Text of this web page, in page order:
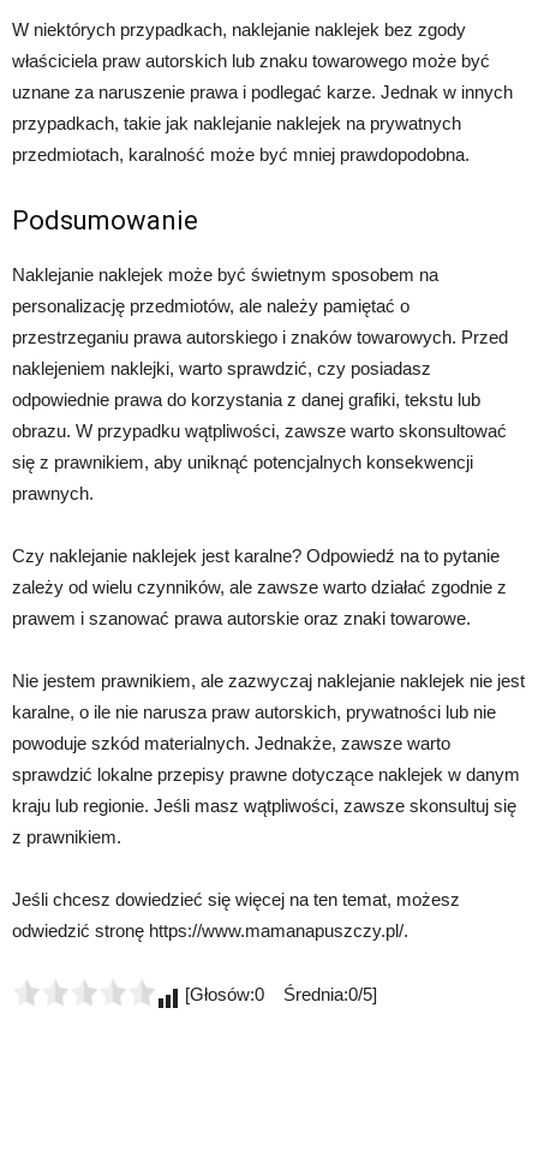
W niektórych przypadkach, naklejanie naklejek bez zgody
właściciela praw autorskich lub znaku towarowego może być
uznane za naruszenie prawa i podlegać karze. Jednak w innych
przypadkach, takie jak naklejanie naklejek na prywatnych
przedmiotach, karalność może być mniej prawdopodobna.
Podsumowanie
Naklejanie naklejek może być świetnym sposobem na
personalizację przedmiotów, ale należy pamiętać o
przestrzeganiu prawa autorskiego i znaków towarowych. Przed
naklejeniem naklejki, warto sprawdzić, czy posiadasz
odpowiednie prawa do korzystania z danej grafiki, tekstu lub
obrazu. W przypadku wątpliwości, zawsze warto skonsultować
się z prawnikiem, aby uniknąć potencjalnych konsekwencji
prawnych.
Czy naklejanie naklejek jest karalne? Odpowiedź na to pytanie
zależy od wielu czynników, ale zawsze warto działać zgodnie z
prawem i szanować prawa autorskie oraz znaki towarowe.
Nie jestem prawnikiem, ale zazwyczaj naklejanie naklejek nie jest
karalne, o ile nie narusza praw autorskich, prywatności lub nie
powoduje szkód materialnych. Jednakże, zawsze warto
sprawdzić lokalne przepisy prawne dotyczące naklejek w danym
kraju lub regionie. Jeśli masz wątpliwości, zawsze skonsultuj się
z prawnikiem.
Jeśli chcesz dowiedzieć się więcej na ten temat, możesz
odwiedzić stronę https://www.mamanapuszczy.pl/.
[Głosów:0 Średnia:0/5]